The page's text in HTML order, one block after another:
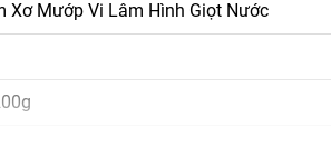
Xơ Mướp Vi Lâm Hình Giọt Nước